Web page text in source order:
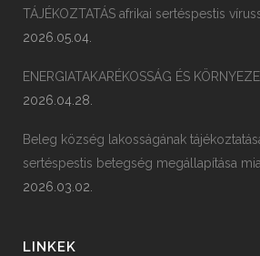
TÁJÉKOZTATÁS afrikai sertéspestis
2026.05.04.
ENERGIATAKARÉKOSSÁG ÉS
2026.04.28.
Beleg község lakosságának
sertéspestis betegség megállapítása
2026.03.02.
LINKEK